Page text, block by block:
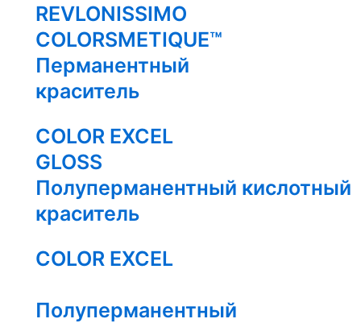
REVLONISSIMO
COLORSMETIQUE™
Перманентный
краситель
COLOR EXCEL
GLOSS
Полуперманентный кислотный
краситель
COLOR EXCEL
Полуперманентный